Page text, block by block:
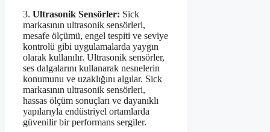
3. Ultrasonik Sensörler: Sick
markasının ultrasonik sensörleri,
mesafe ölçümü, engel tespiti ve seviye
kontrolü gibi uygulamalarda yaygın
olarak kullanılır. Ultrasonik sensörler,
ses dalgalarını kullanarak nesnelerin
konumunu ve uzaklığını algılar. Sick
markasının ultrasonik sensörleri,
hassas ölçüm sonuçları ve dayanıklı
yapılarıyla endüstriyel ortamlarda
güvenilir bir performans sergiler.